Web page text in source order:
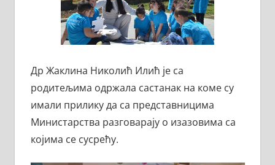
Др Жаклина Николић Илић је са
родитељима одржала састанак на коме су
имали прилику да са представницима
Министарства разговарају о изазовима са
којима се сусрећу.